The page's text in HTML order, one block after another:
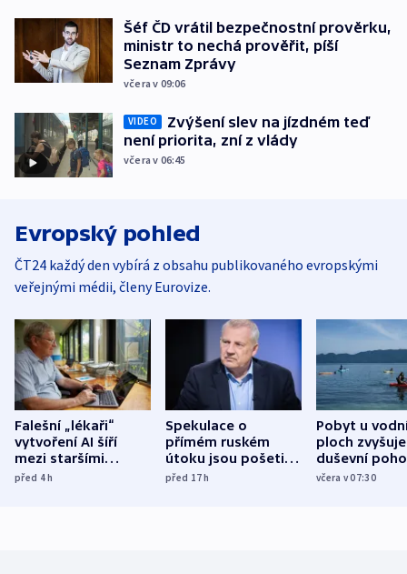
Šéf ČD vrátil bezpečnostní prověrku,
ministr to nechá prověřit, píší
Seznam Zprávy
včera v 09:06
VIDEO
Zvýšení slev na jízdném teď
není priorita, zní z vlády
včera v 06:45
Evropský pohled
ČT24 každý den vybírá z obsahu publikovaného evropskými
veřejnými médii, členy Eurovize.
Falešní „lékaři“
vytvoření AI šíří
mezi staršími
Poláky nebezpečné
před 4h
Spekulace o
přímém ruském
útoku jsou pošetilé,
míní estonský
před 17h
Pobyt u
ploch zvyšuje
duševní
ukázala
včera v 07:30